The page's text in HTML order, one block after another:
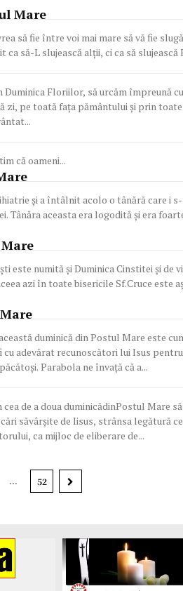
Mare
să fie între voi mai mare să vă fie
să-L slujească alţii, ci ca să slujească
Duminica Floriilor, să urcăm împreună
zi, pe toată faţa pământului şi prin
că oameni...
și a întâlnit acolo o tânără care i
Tânăra aceasta era logodită și era
este numită şi Duminica Cinstitei şi de
în toate bisericile Sf.Cruce este aşezată cu
duminică din Postul Mare este
adevărat recunoscători lui Isus
Parabola ne învață că a...
de a doua duminicădinPostul Mare
săvârşite de Iisus, strânsa legătură
ca mijloc de eliberare de...
... 52